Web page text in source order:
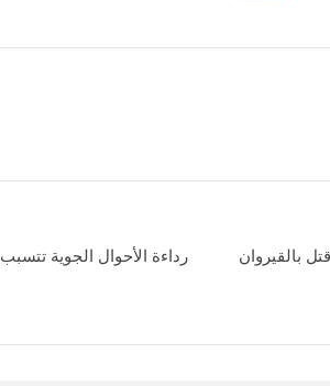
بالقيروان
رداءة الأحوال الجوية